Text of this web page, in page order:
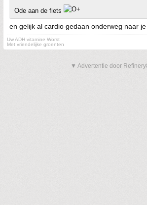
Ode aan de fiets
en gelijk al cardio gedaan onderweg naar
Uw ADH vitamine Worst
Met vriendelijke groenten
▼ Advertentie door